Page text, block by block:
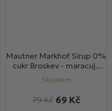
Mautner Markhof Sirup 0%
cukr Broskev - maracuja
700ml
Skladem
69 Kč
79 Kč